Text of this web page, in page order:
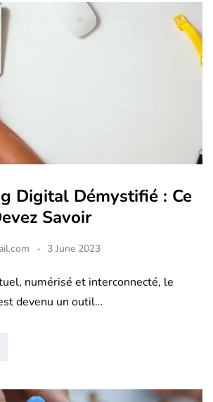
Digital Démystifié : Ce
Savoir
3 June 2023
numérisé et interconnecté, le
devenu un outil…